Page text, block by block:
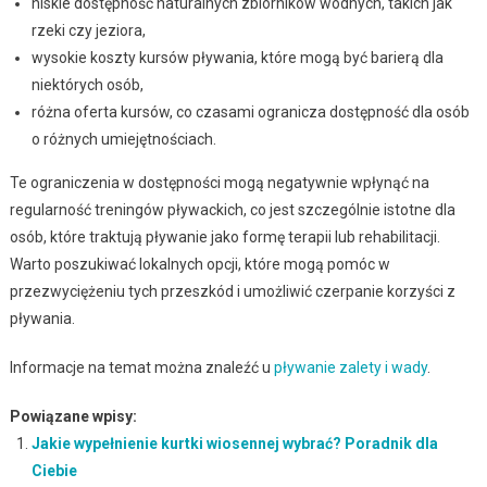
rzeki czy jeziora,
wysokie koszty kursów pływania, które mogą być barierą dla
niektórych osób,
różna oferta kursów, co czasami ogranicza dostępność dla osób
o różnych umiejętnościach.
Te ograniczenia w dostępności mogą negatywnie wpłynąć na
regularność treningów pływackich, co jest szczególnie istotne dla
osób, które traktują pływanie jako formę terapii lub rehabilitacji.
Warto poszukiwać lokalnych opcji, które mogą pomóc w
przezwyciężeniu tych przeszkód i umożliwić czerpanie korzyści z
pływania.
Informacje na temat można znaleźć u pływanie zalety i wady.
Powiązane wpisy:
Jakie wypełnienie kurtki wiosennej wybrać? Poradnik dla
Ciebie